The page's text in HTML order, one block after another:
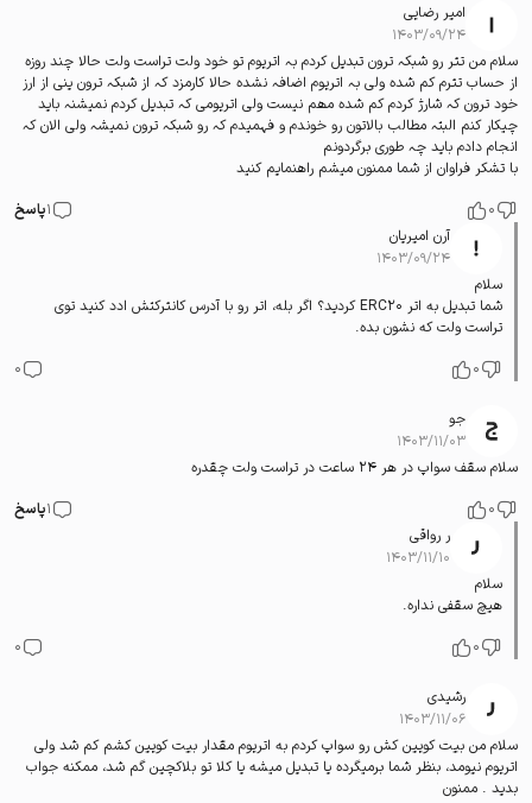
امیر رضایی
۱۴۰۳/۰۹/۲۴
سلام من تتر رو شبکہ ترون تبدیل کردم بہ اتریوم تو خود ولت تراست ولت حالا چند روزہ
از حساب تترم کم شدہ ولی بہ اتریوم اضافہ نشدہ حالا کارمزد کہ از شبکہ ترون ینی از ارز
خود ترون کہ شارژ کردم کم شدہ مھم نیست ولی اتریومی کہ تبدیل کردم نمیشنہ باید
چیکار کنم البتہ مطالب بالاتون رو خوندم و فہمیدم کہ رو شبکہ ترون نمیشہ ولی الان کہ
انجام دادم باید چہ طوری برگردونم
با تشکر فراوان از شما ممنون میشم راھنمایم کنید
0
1پاسخ
آرن امیریان
۱۴۰۳/۰۹/۲۴
سلام
شما تبدیل به اتر ERC20 کردید؟ اگر بله، اتر رو با آدرس کانترکتش ادد کنید توی
تراست ولت که نشون بده.
0
0
جو
۱۴۰۳/۱۱/۰۳
سلام سقف سواپ در هر 24 ساعت در تراست ولت چقدره
0
1پاسخ
ر رواقی
۱۴۰۳/۱۱/۱۰
سلام
هیچ سقفی نداره.
0
0
رشیدی
۱۴۰۳/۱۱/۰۶
سلام من بیت کویین کش رو سواپ کردم به اتریوم مقدار بیت کویین کشم کم شد ولی
اتریوم نیومد، بنظر شما برمیگرده یا تبدیل میشه یا کلا تو بلاکچین گم شد، ممکنه جواب
بدید . ممنون